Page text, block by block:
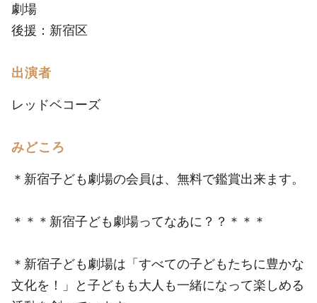
劇場
後援：新宿区
出演者
レッドベコーズ
みどころ
＊新宿子ども劇場の会員は、無料で鑑賞出来ます。
＊＊＊新宿子ども劇場ってなあに？？＊＊＊
＊新宿子ども劇場は「すべての子どもたちに豊かな
文化を！」と子どもも大人も一緒になって楽しめる